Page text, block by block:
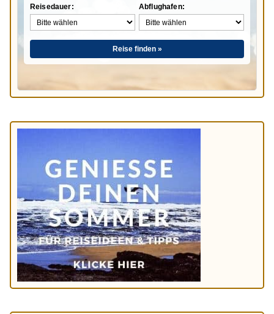
Reisedauer: Abflughafen:
Reise finden »